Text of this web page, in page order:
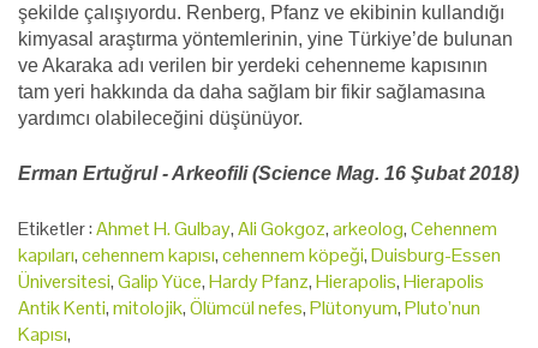
şekilde çalışıyordu. Renberg, Pfanz ve ekibinin kullandığı
kimyasal araştırma yöntemlerinin, yine Türkiye’de bulunan
ve Akaraka adı verilen bir yerdeki cehenneme kapısının
tam yeri hakkında da daha sağlam bir fikir sağlamasına
yardımcı olabileceğini düşünüyor.
Erman Ertuğrul - Arkeofili (Science Mag. 16 Şubat 2018)
Etiketler :Ahmet H. Gulbay,Ali Gokgoz,arkeolog,Cehennem
kapıları,cehennem kapısı,cehennem köpeği,Duisburg-Essen
Üniversitesi,Galip Yüce,Hardy Pfanz,Hierapolis,Hierapolis
Antik Kenti,mitolojik,Ölümcül nefes,Plütonyum,Pluto’nun
Kapısı,